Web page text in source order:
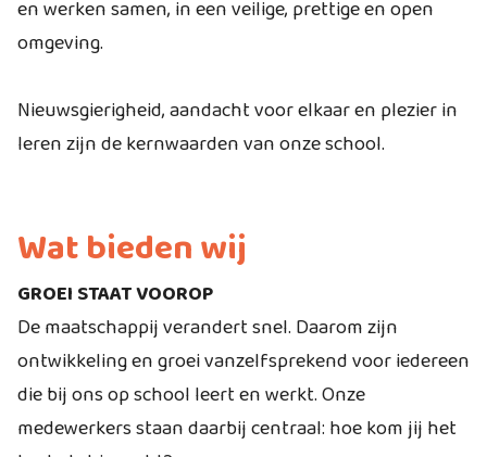
en werken samen, in een veilige, prettige en open
omgeving.
Nieuwsgierigheid, aandacht voor elkaar en plezier in
leren zijn de kernwaarden van onze school.
Wat bieden wij
GROEI STAAT VOOROP
De maatschappij verandert snel. Daarom zijn
ontwikkeling en groei vanzelfsprekend voor iedereen
die bij ons op school leert en werkt. Onze
medewerkers staan daarbij centraal: hoe kom jij het